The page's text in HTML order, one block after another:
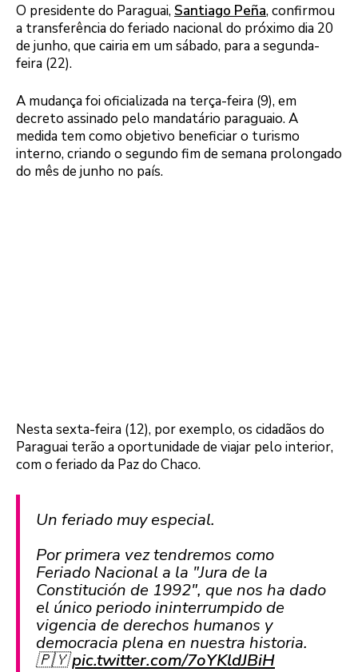
O presidente do Paraguai, Santiago Peña, confirmou
a transferência do feriado nacional do próximo dia 20
de junho, que cairia em um sábado, para a segunda-
feira (22).
A mudança foi oficializada na terça-feira (9), em
decreto assinado pelo mandatário paraguaio. A
medida tem como objetivo beneficiar o turismo
interno, criando o segundo fim de semana prolongado
do mês de junho no país.
Nesta sexta-feira (12), por exemplo, os cidadãos do
Paraguai terão a oportunidade de viajar pelo interior,
com o feriado da Paz do Chaco.
Un feriado muy especial.
Por primera vez tendremos como
Feriado Nacional a la "Jura de la
Constitución de 1992", que nos ha dado
el único periodo ininterrumpido de
vigencia de derechos humanos y
democracia plena en nuestra historia.
🇵🇾pic.twitter.com/7oYKldJBiH